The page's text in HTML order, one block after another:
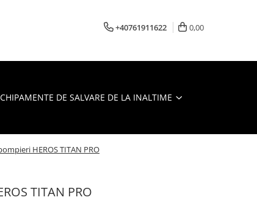
+40761911622 0,00
DE SALVARE DE LA INALTIME
HEROS TITAN PRO
TITAN PRO